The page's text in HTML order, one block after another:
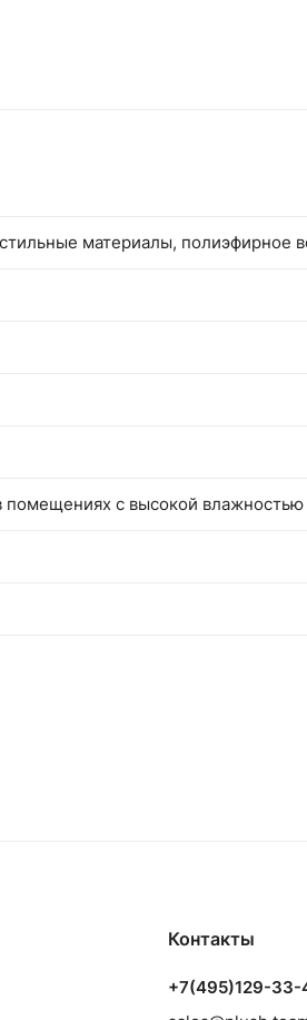
материалы, полиэфирное
помещениях с высокой влажностью
Контакты
+7(495)129-33-